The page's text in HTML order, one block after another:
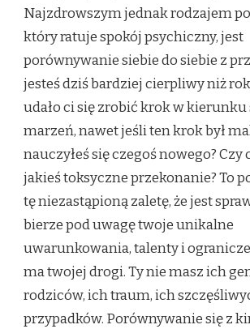
Najzdrowszym jednak rodzajem
który ratuje spokój psychiczny, jest
porównywanie siebie do siebie z
jesteś dziś bardziej cierpliwy niż
udało ci się zrobić krok w
marzeń, nawet jeśli ten krok był
nauczyłeś się czegoś nowego? Czy
jakieś toksyczne przekonanie? To
tę niezastąpioną zaletę, że jest
bierze pod uwagę twoje unikalne
uwarunkowania, talenty i
ma twojej drogi. Ty nie masz ich
rodziców, ich traum, ich
przypadków. Porównywanie się z